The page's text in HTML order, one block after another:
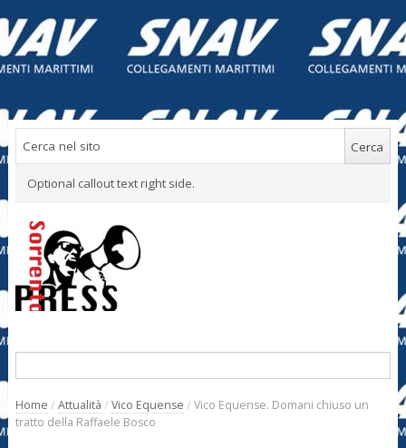
Optional callout text right side.
Home / Attualità / Vico Equense / Vico Equense. Domani chiuso un
tratto della Raffaele Bosco